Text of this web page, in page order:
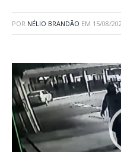
POR NÉLIO BRANDÃO EM 15/08/
Tocador
de
vídeo